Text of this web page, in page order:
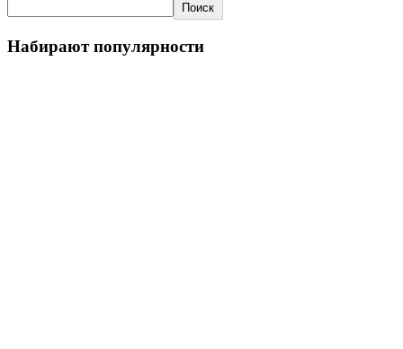
Поиск
Набирают популярности